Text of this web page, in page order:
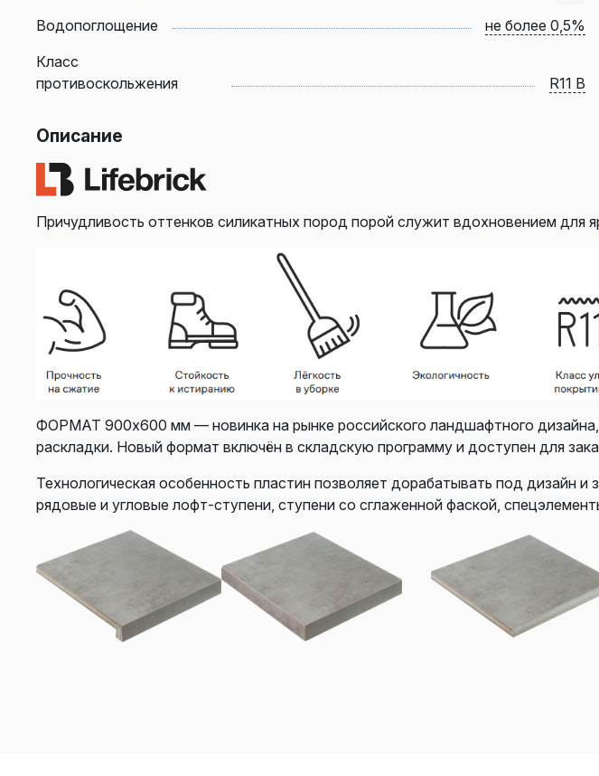
Водопоглощение
не более 0,5%
Класс
противоскольжения
R11 В
Описание
Причудливость оттенков силикатных пород порой служит вдохновением для
ФОРМАТ 900х600 мм — новинка на рынке российского ландшафтного
раскладки. Новый формат включён в складскую программу и доступен для
Технологическая особенность пластин позволяет дорабатывать под дизайн
рядовые и угловые лофт-ступени, ступени со сглаженной фаской,